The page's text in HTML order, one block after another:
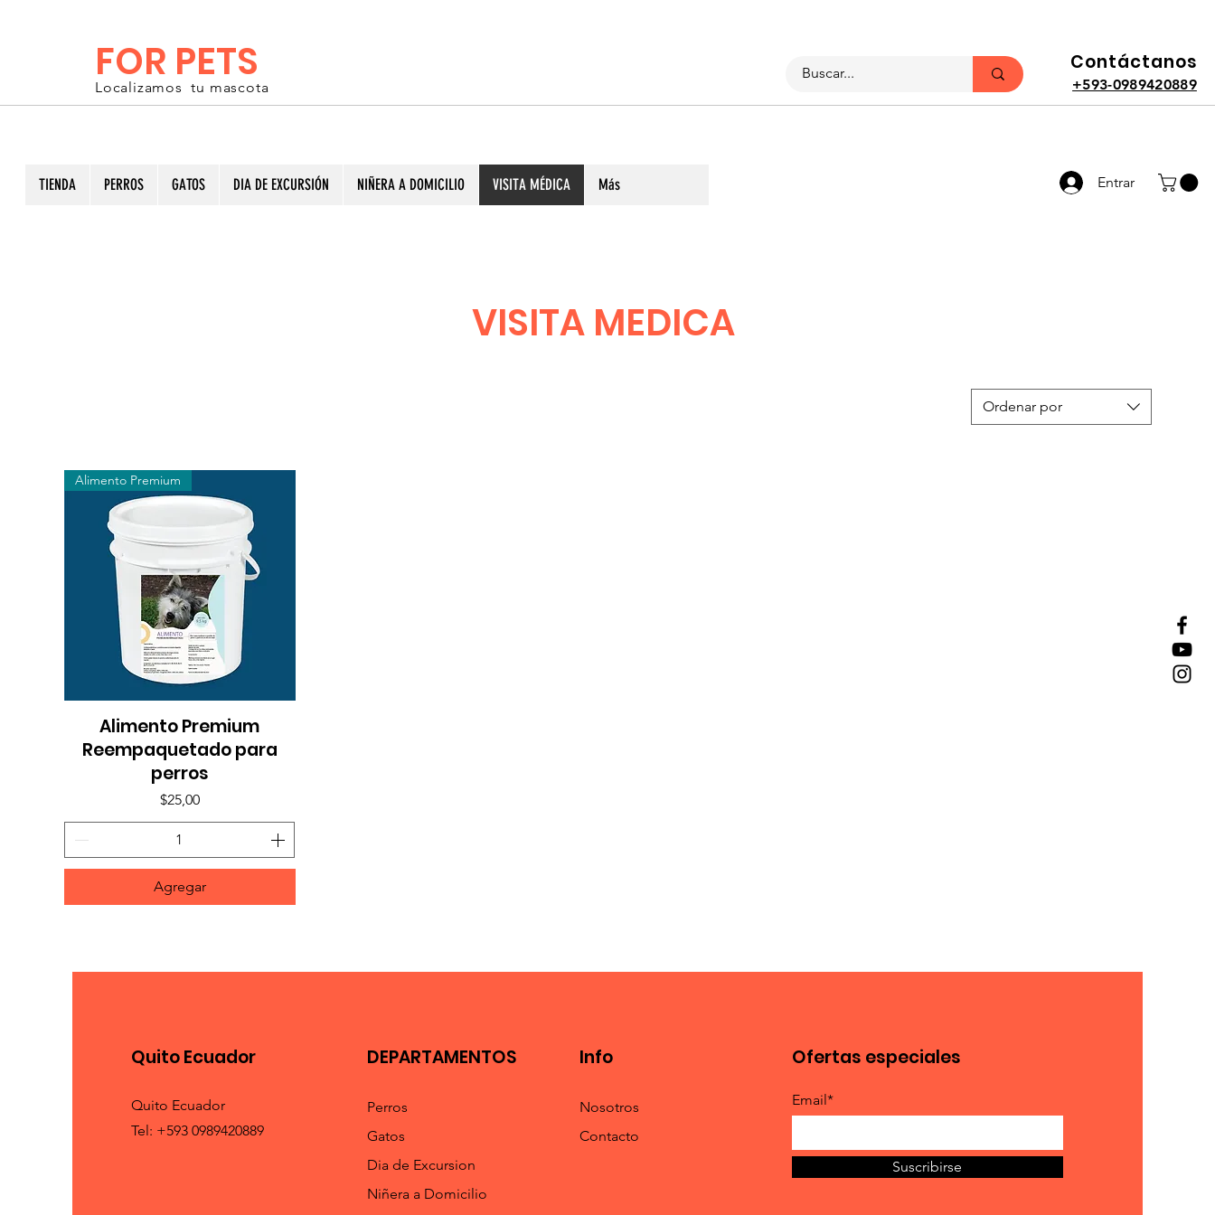
FOR PETS
Localizamos tu mascota
Contáctanos
+593-0989420889
TIENDA PERROS GATOS DIA DE EXCURSIÓN NIÑERA A DOMICILIO VISITA MÉDICA Más Entrar
VISITA MEDICA
Ordenar por
Vista rápida
Alimento Premium
Alimento Premium
Reempaquetado para
perros
Precio
$25,00
Agregar
Quito Ecuador
Quito Ecuador
Tel: +593 0989420889
DEPARTAMENTOS
Perros
Gatos
Dia de Excursion
Niñera a Domicilio
Info
Nosotros
Contacto
Ofertas especiales
Email*
Suscribirse